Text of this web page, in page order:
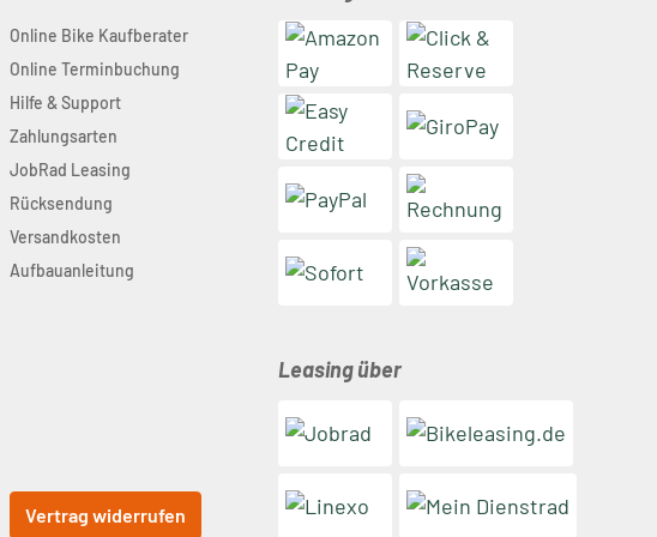
Online Bike Kaufberater
Online Terminbuchung
Hilfe & Support
Zahlungsarten
JobRad Leasing
Rücksendung
Versandkosten
Aufbauanleitung
Vertrag widerrufen
Leasing über